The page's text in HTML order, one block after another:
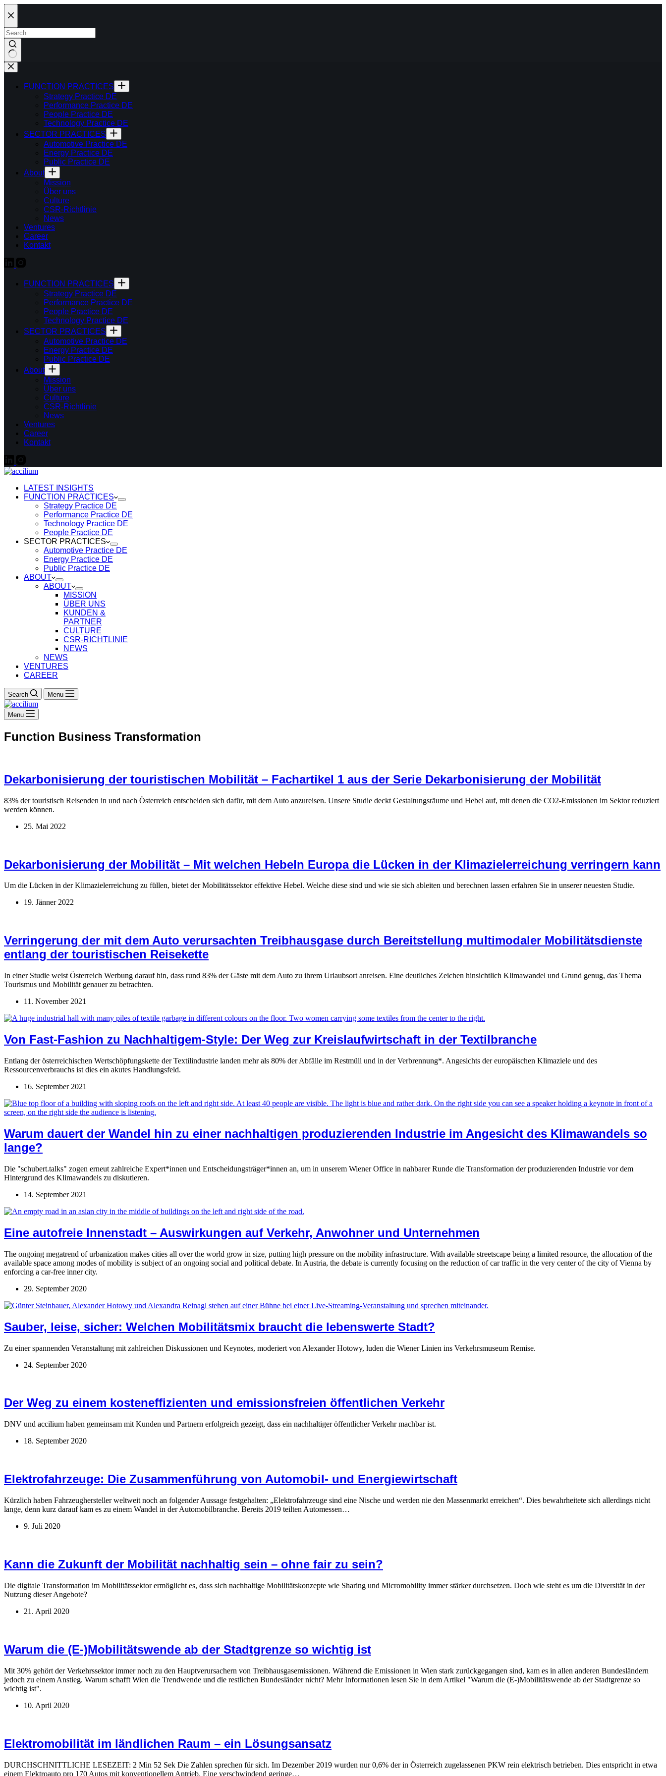
Skip
to
content
FUNCTION PRACTICES
Strategy Practice DE
Performance Practice DE
People Practice DE
Technology Practice DE
SECTOR PRACTICES
Automotive Practice DE
Energy Practice DE
Public Practice DE
About
Mission
Über uns
Culture
CSR-Richtlinie
News
Ventures
Career
Kontakt
FUNCTION PRACTICES
Strategy Practice DE
Performance Practice DE
People Practice DE
Technology Practice DE
SECTOR PRACTICES
Automotive Practice DE
Energy Practice DE
Public Practice DE
About
Mission
Über uns
Culture
CSR-Richtlinie
News
Ventures
Career
Kontakt
LATEST INSIGHTS
FUNCTION PRACTICES
Strategy Practice DE
Performance Practice DE
Technology Practice DE
People Practice DE
SECTOR PRACTICES
Automotive Practice DE
Energy Practice DE
Public Practice DE
ABOUT
ABOUT
MISSION
ÜBER UNS
KUNDEN &
PARTNER
CULTURE
CSR-RICHTLINIE
NEWS
NEWS
VENTURES
CAREER
Search Menu
Menu
Function Business Transformation
Dekarbonisierung der touristischen Mobilität – Fachartikel 1 aus der Serie Dekarbonisierung der Mobilität
83% der touristisch Reisenden in und nach Österreich entscheiden sich dafür, mit dem Auto anzureisen. Unsere Studie deckt Gestaltungsräume und Hebel auf, mit denen die CO2-Emissionen im Sektor reduziert
werden können.
25. Mai 2022
Dekarbonisierung der Mobilität – Mit welchen Hebeln Europa die Lücken in der Klimazielerreichung verringern kann
Um die Lücken in der Klimazielerreichung zu füllen, bietet der Mobilitätssektor effektive Hebel. Welche diese sind und wie sie sich ableiten und berechnen lassen erfahren Sie in unserer neuesten Studie.
19. Jänner 2022
Verringerung der mit dem Auto verursachten Treibhausgase durch Bereitstellung multimodaler Mobilitätsdienste
entlang der touristischen Reisekette
In einer Studie weist Österreich Werbung darauf hin, dass rund 83% der Gäste mit dem Auto zu ihrem Urlaubsort anreisen. Eine deutliches Zeichen hinsichtlich Klimawandel und Grund genug, das Thema
Tourismus und Mobilität genauer zu betrachten.
11. November 2021
Von Fast-Fashion zu Nachhaltigem-Style: Der Weg zur Kreislaufwirtschaft in der Textilbranche
Entlang der österreichischen Wertschöpfungskette der Textilindustrie landen mehr als 80% der Abfälle im Restmüll und in der Verbrennung*. Angesichts der europäischen Klimaziele und des
Ressourcenverbrauchs ist dies ein akutes Handlungsfeld.
16. September 2021
Warum dauert der Wandel hin zu einer nachhaltigen produzierenden Industrie im Angesicht des Klimawandels so
lange?
Die "schubert.talks" zogen erneut zahlreiche Expert*innen und Entscheidungsträger*innen an, um in unserem Wiener Office in nahbarer Runde die Transformation der produzierenden Industrie vor dem
Hintergrund des Klimawandels zu diskutieren.
14. September 2021
Eine autofreie Innenstadt – Auswirkungen auf Verkehr, Anwohner und Unternehmen
The ongoing megatrend of urbanization makes cities all over the world grow in size, putting high pressure on the mobility infrastructure. With available streetscape being a limited resource, the allocation of the
available space among modes of mobility is subject of an ongoing social and political debate. In Austria, the debate is currently focusing on the reduction of car traffic in the very center of the city of Vienna by
enforcing a car-free inner city.
29. September 2020
Sauber, leise, sicher: Welchen Mobilitätsmix braucht die lebenswerte Stadt?
Zu einer spannenden Veranstaltung mit zahlreichen Diskussionen und Keynotes, moderiert von Alexander Hotowy, luden die Wiener Linien ins Verkehrsmuseum Remise.
24. September 2020
Der Weg zu einem kosteneffizienten und emissionsfreien öffentlichen Verkehr
DNV und accilium haben gemeinsam mit Kunden und Partnern erfolgreich gezeigt, dass ein nachhaltiger öffentlicher Verkehr machbar ist.
18. September 2020
Elektrofahrzeuge: Die Zusammenführung von Automobil- und Energiewirtschaft
Kürzlich haben Fahrzeughersteller weltweit noch an folgender Aussage festgehalten: „Elektrofahrzeuge sind eine Nische und werden nie den Massenmarkt erreichen“. Dies bewahrheitete sich allerdings nicht
lange, denn kurz darauf kam es zu einem Wandel in der Automobilbranche. Bereits 2019 teilten Automessen…
9. Juli 2020
Kann die Zukunft der Mobilität nachhaltig sein – ohne fair zu sein?
Die digitale Transformation im Mobilitätssektor ermöglicht es, dass sich nachhaltige Mobilitätskonzepte wie Sharing und Micromobility immer stärker durchsetzen. Doch wie steht es um die Diversität in der
Nutzung dieser Angebote?
21. April 2020
Warum die (E-)Mobilitätswende ab der Stadtgrenze so wichtig ist
Mit 30% gehört der Verkehrssektor immer noch zu den Hauptverursachern von Treibhausgasemissionen. Während die Emissionen in Wien stark zurückgegangen sind, kam es in allen anderen Bundesländern
jedoch zu einem Anstieg. Warum schafft Wien die Trendwende und die restlichen Bundesländer nicht? Mehr Informationen lesen Sie in dem Artikel "Warum die (E-)Mobilitätswende ab der Stadtgrenze so
wichtig ist".
10. April 2020
Elektromobilität im ländlichen Raum – ein Lösungsansatz
DURCHSCHNITTLICHE LESEZEIT: 2 Min 52 Sek Die Zahlen sprechen für sich. Im Dezember 2019 wurden nur 0,6% der in Österreich zugelassenen PKW rein elektrisch betrieben. Dies entspricht in etwa
einem Elektroauto pro 170 Autos mit konventionellem Antrieb. Eine verschwindend geringe…